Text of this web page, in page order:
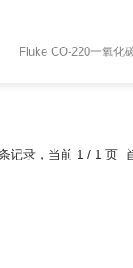
Fluke CO-220一氧化
记录，当前 1 / 1 页